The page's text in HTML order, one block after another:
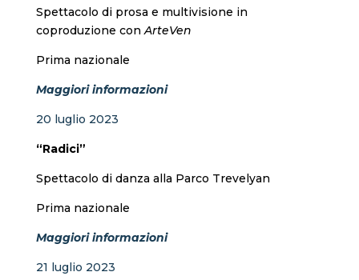
Spettacolo di prosa e multivisione in
coproduzione conArteVen
Prima nazionale
Maggiori informazioni
20 luglio 2023
“Radici”
Spettacolo di danza alla Parco Trevelyan
Prima nazionale
Maggiori informazioni
21 luglio 2023